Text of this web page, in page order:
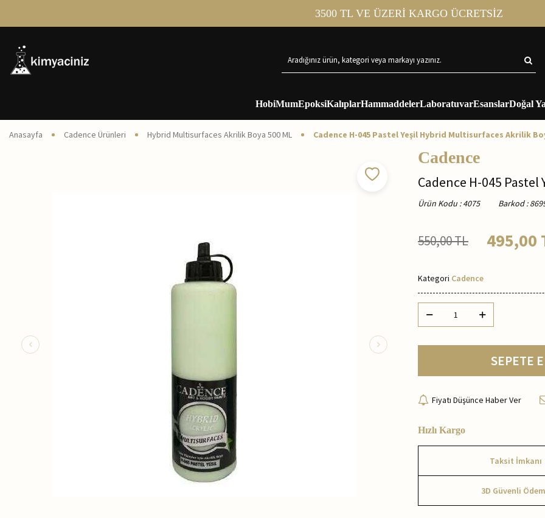
3500 TL VE ÜZERİ KARGO ÜCRETSİZ
HobiMumEpoksiKalıplarHammaddelerLaboratuvarEsanslarDoğal
Anasayfa Cadence Ürünleri Hybrid Multisurfaces Akrilik Boya 500 ML Cadence H-045 Pastel Yeşil Hybrid Multisurfaces Akrilik
Cadence
Cadence H-045
Ürün Kodu : 4075 Barkod :
550,00TL 495,00
Kategori Cadence
SEPETE
Fiyatı Düşünce Haber Ver
Hızlı Kargo
Taksit İmkanı
3D Güvenli